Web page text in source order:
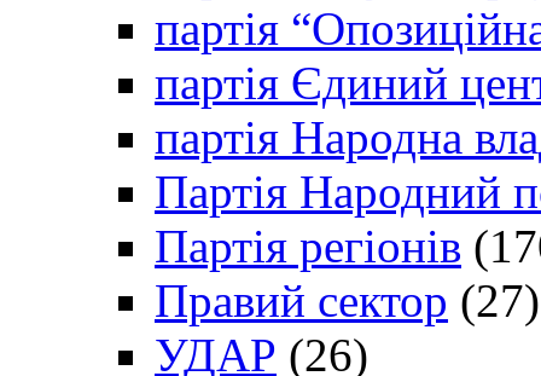
партія
партія Єдиний
партія Народна
Партія Народний
Партія регіонів
Правий сектор (27)
УДАР (26)